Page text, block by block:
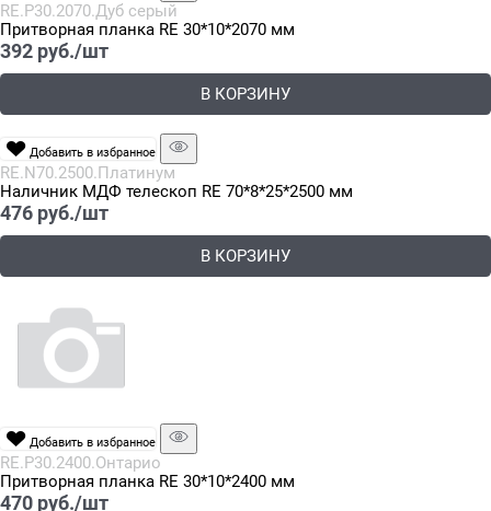
RE.P30.2070.Дуб серый
Притворная планка RE 30*10*2070 мм
392 руб./шт
В КОРЗИНУ
Добавить в избранное
RE.N70.2500.Платинум
Наличник МДФ телескоп RE 70*8*25*2500 мм
476 руб./шт
В КОРЗИНУ
Добавить в избранное
RE.P30.2400.Онтарио
Притворная планка RE 30*10*2400 мм
470 руб./шт